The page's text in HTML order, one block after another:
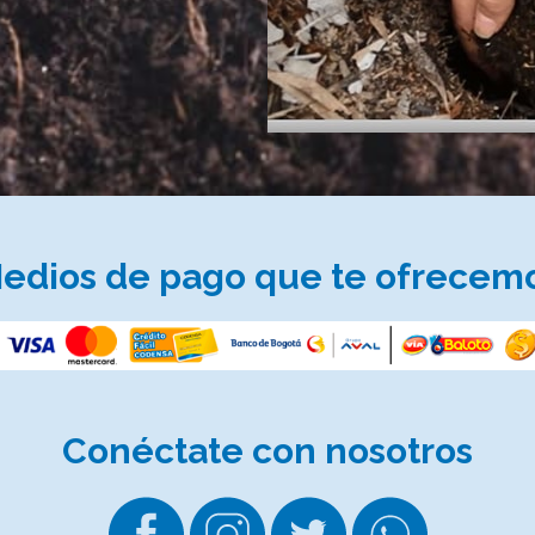
de pago que te
Conéctate con nosotros